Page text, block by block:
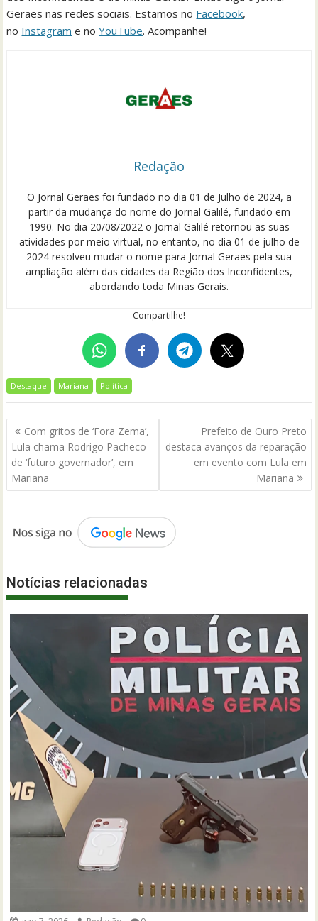
Geraes nas redes sociais. Estamos no Facebook,
no Instagram e noYouTube. Acompanhe!
Redação
O Jornal Geraes foi fundado no dia 01 de Julho de 2024, a
partir da mudança do nome do Jornal Galilé, fundado em
1990. No dia 20/08/2022 o Jornal Galilé retornou as suas
atividades por meio virtual, no entanto, no dia 01 de julho de
2024 resolveu mudar o nome para Jornal Geraes pela sua
ampliação além das cidades da Região dos Inconfidentes,
abordando toda Minas Gerais.
Compartilhe!
Destaque Mariana Política
Navegação
de
Post
Com gritos de ‘Fora Zema’,
Lula chama Rodrigo Pacheco
de ‘futuro governador’, em
Mariana
Prefeito de Ouro Preto
destaca avanços da reparação
em evento com Lula em
Mariana
Notícias relacionadas